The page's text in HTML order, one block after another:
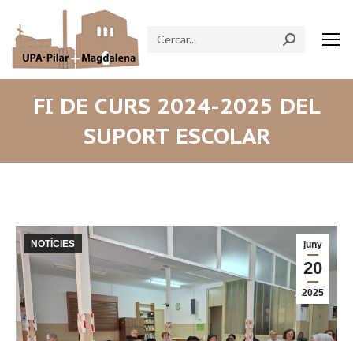
Search:
FI DE CURS 2024-2025 DEL
SUPORT ESCOLAR
juny
20
2025
NOTÍCIES